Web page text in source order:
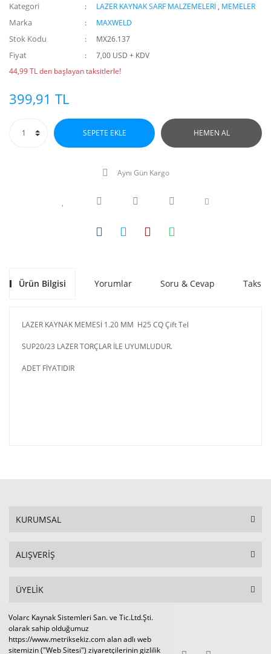
Volarc Kaynak Sistemleri San. ve Tic.Ltd.Şti.
olarak sahip olduğumuz
https://www.metriksekiz.com alan adlı web
sitemizin ("Web Sitesi") ziyaretçilerinin gizlilik
Kategori LAZER KAYNAK SARF MALZEMELERİ , MEMELER
Marka MAXWELD
Stok Kodu MX26.137
Fiyat
7,00 USD + KDV
44,99 TL den başlayan taksitlerle!
399,91 TL
SEPETE EKLE HEMEN AL
Aynı Gün Kargo
Ürün Bilgisi Yorumlar Soru & Cevap Taksit
LAZER KAYNAK MEMESİ 1.20 MM H25 CQ Çift Tel
SUP20/23 LAZER TORÇLAR İLE UYUMLUDUR.
ADET FİYATIDIR
KURUMSAL
ALIŞVERİŞ
ÜYELİK